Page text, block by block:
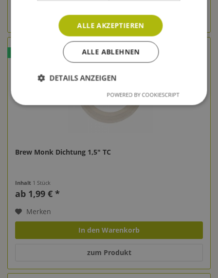
Brew Monk Dichtung 1,5" TC
Inhalt 1 Stück
ab 1,99 € *
Merken
In den Warenkorb
zum Produkt
ALLE AKZEPTIEREN
ALLE ABLEHNEN
DETAILS ANZEIGEN
POWERED BY COOKIESCRIPT